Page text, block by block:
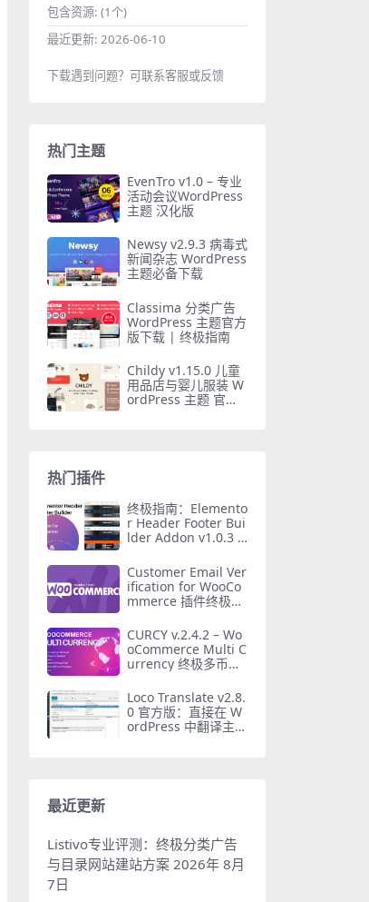
包含资源: (1个)
最近更新: 2026-06-10
下载遇到问题？可联系客服或反馈
热门主题
EvenTro v1.0 – 专业
活动会议WordPress
主题 汉化版
Newsy v2.9.3 病毒式
新闻杂志 WordPress
主题必备下载
Classima 分类广告
WordPress 主题官方
版下载 | 终极指南
Childy v1.15.0 儿童
用品店与婴儿服装 W
ordPress 主题 官方
热门插件
终极指南：Elemento
r Header Footer Bui
lder Addon v1.0.3 –
页脚插件
Customer Email Ver
ification for WooCo
mmerce 插件终极指
CURCY v.2.4.2 – Wo
oCommerce Multi C
urrency 终极多币种
Loco Translate v2.8.
0 官方版：直接在 W
ordPress 中翻译主题
最近更新
Listivo专业评测：终极分类广告
与目录网站建站方案 2026年 8月
7日